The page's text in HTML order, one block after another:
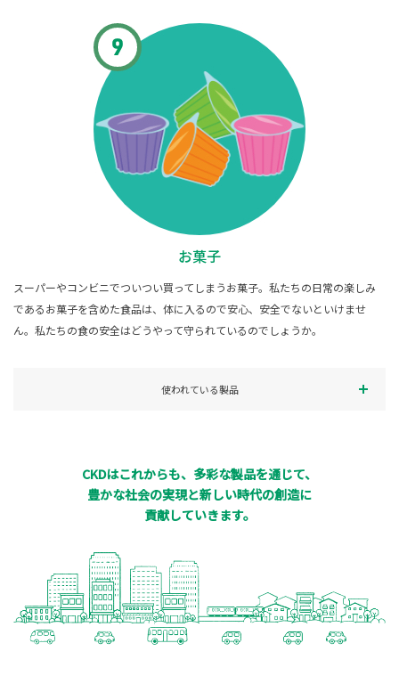
お菓子
スーパーやコンビニでついつい買ってしまうお菓子。私たちの日常の楽しみ
であるお菓子を含めた食品は、体に入るので安心、安全でないといけませ
ん。私たちの食の安全はどうやって守られているのでしょうか。
使われている製品
CKDはこれからも、多彩な製品を通じて、
豊かな社会の実現と新しい時代の創造に
貢献していきます。